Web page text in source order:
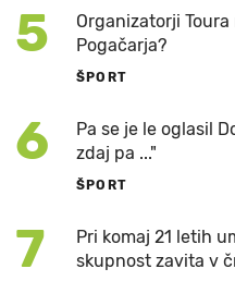
5
Organizatorji
Pogačarja?
ŠPORT
6
Pa se je le oglasil
zdaj pa ..."
ŠPORT
7
Pri komaj 21 letih
skupnost zavita v